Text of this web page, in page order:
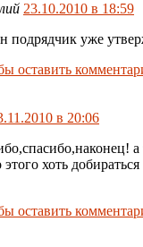
23.10.2010 в 18:59
подрядчик уже
оставить
в 20:06
этого хоть
оставить